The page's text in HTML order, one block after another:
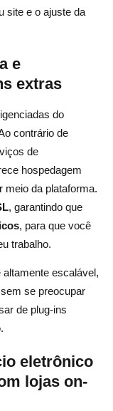
site e o ajuste da
e
extras
do
contrário de
de
hospedagem
meio da plataforma.
, garantindo que
, para que você
trabalho.
escalável,
se preocupar
de plug-ins
eletrônico
lojas on-